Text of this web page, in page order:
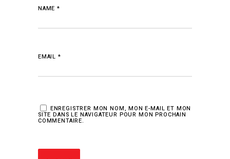
NAME*
EMAIL *
ENREGISTRER MON NOM, MON E-MAIL ET MON
SITE DANS LE NAVIGATEUR POUR MON PROCHAIN
COMMENTAIRE.